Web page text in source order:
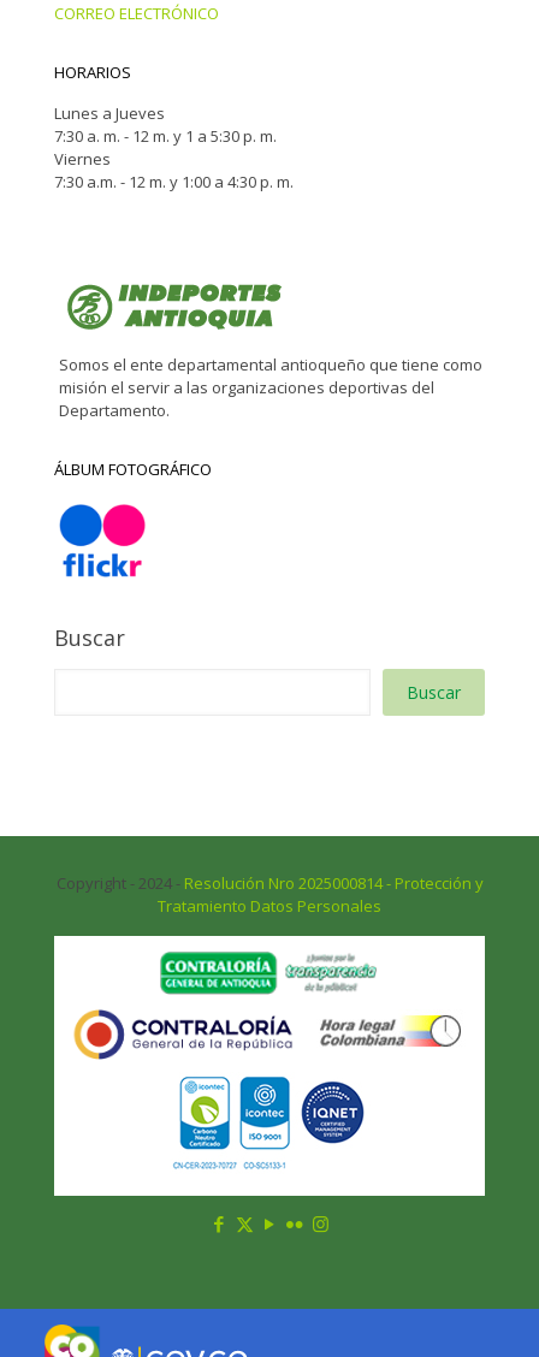
CORREO ELECTRÓNICO
HORARIOS
Lunes a Jueves
7:30 a. m. - 12 m. y 1 a 5:30 p. m.
Viernes
7:30 a.m. - 12 m. y 1:00 a 4:30 p. m.
Somos el ente departamental antioqueño que tiene como
misión el servir a las organizaciones deportivas del
Departamento.
ÁLBUM FOTOGRÁFICO
Buscar
Buscar
Copyright - 2024 - Resolución Nro 2025000814 - Protección y
Tratamiento Datos Personales